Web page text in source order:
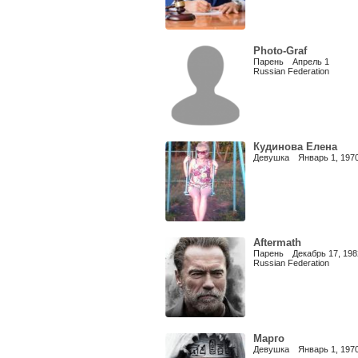
Photo-Graf
Парень Апрель 1
Russian Federation
Кудинова Елена
Девушка Январь 1,
Aftermath
Парень Декабрь 17,
Russian Federation
Марго
Девушка Январь 1,